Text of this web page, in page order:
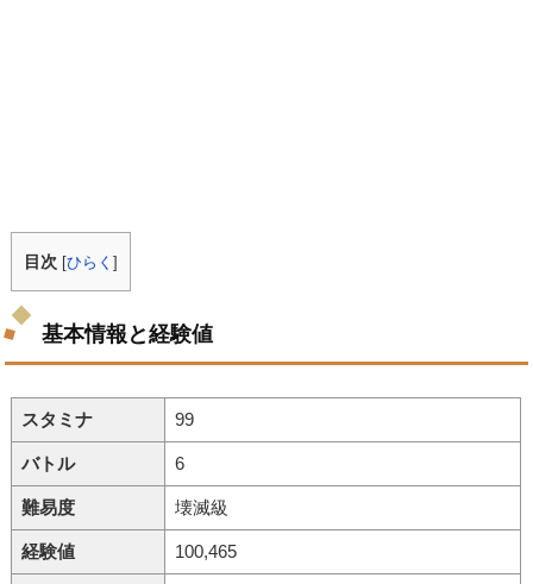
目次 [ひらく]
基本情報と経験値
スタミナ 99
バトル 6
難易度 壊滅級
経験値 100,465